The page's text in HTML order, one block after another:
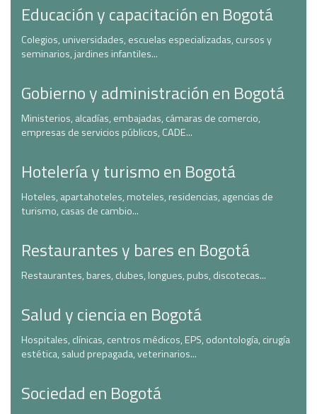
Educación y capacitación en Bogotá
Colegios, universidades, escuelas especializadas, cursos y
seminarios, jardines infantiles...
Gobierno y administración en Bogotá
Ministerios, alcadías, embajadas, cámaras de comercio,
empresas de servicios públicos, CADE...
Hotelería y turismo en Bogotá
Hoteles, apartahoteles, moteles, residencias, agencias de
turismo, casas de cambio...
Restaurantes y bares en Bogotá
Restaurantes, bares, clubes, longues, pubs, discotecas...
Salud y ciencia en Bogotá
Hospitales, clínicas, centros médicos, EPS, odontología, cirugía
estética, salud prepagada, veterinarios...
Sociedad en Bogotá